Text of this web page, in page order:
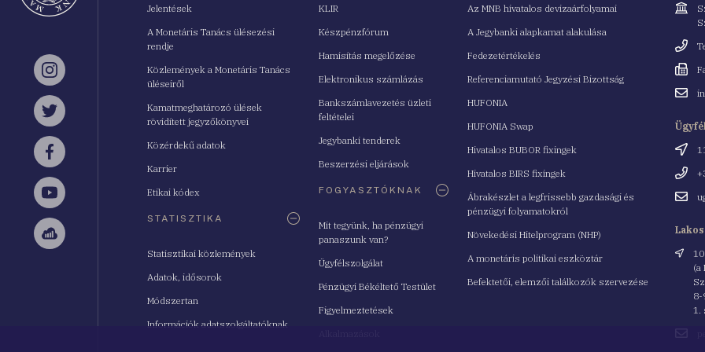
Instagram
Twitter
Facebook
YouTube
Sellsy
Jelentések
A Monetáris Tanács ülésezési
rendje
Közlemények a Monetáris Tanács
üléseiről
Kamatmeghatározó ülések
rövidített jegyzőkönyvei
Közérdekű adatok
Karrier
Etikai kódex
STATISZTIKA
Statisztikai közlemények
Adatok, idősorok
Módszertan
Információk adatszolgáltatóknak
KLIR
Készpénzfórum
Hamisítás megelőzése
Elektronikus számlázás
Bankszámlavezetés üzleti
feltételei
Jegybanki tenderek
Beszerzési eljárások
FOGYASZTÓKNAK
Mit tegyünk, ha pénzügyi
panaszunk van?
Ügyfélszolgálat
Pénzügyi Békéltető Testület
Figyelmeztetések
Az MNB hivatalos devizaárfolyamai
A Jegybanki alapkamat alakulása
Fedezetértékelés
Referenciamutató Jegyzési Bizottság
HUFONIA
HUFONIA Swap
Hivatalos BUBOR fixingek
Hivatalos BIRS fixingek
Ábrakészlet a legfrissebb gazdasági és
pénzügyi folyamatokról
Növekedési Hitelprogram (NHP)
A monetáris politikai eszköztár
Befektetői, elemzői találkozók szervezése
Cím
Fax
Email
Cím
Email
Cím
(a
8-
1.